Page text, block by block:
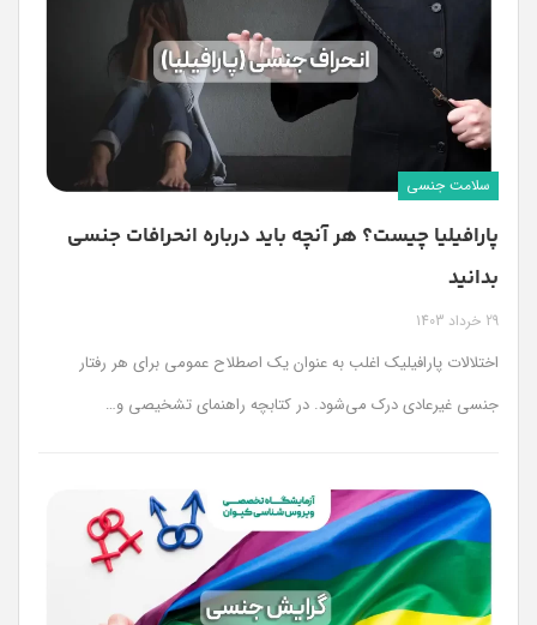
سلامت جنسی
پارافیلیا چیست؟ هر آنچه باید درباره انحرافات جنسی
بدانید
29 خرداد 1403
اختلالات پارافیلیک اغلب به عنوان یک اصطلاح عمومی برای هر رفتار
جنسی غیرعادی درک می‌شود. در کتابچه راهنمای تشخیصی و…